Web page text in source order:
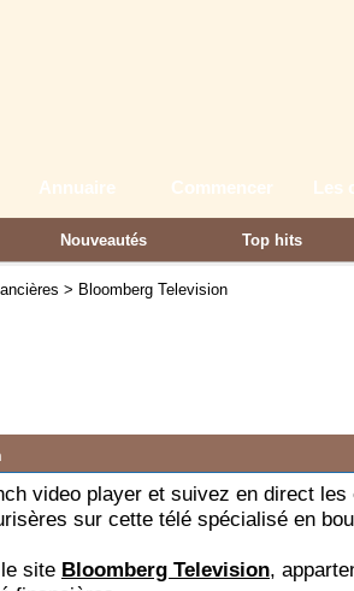
Annuaire Commencer Les
Nouveautés Top hits
> Bloomberg Television
video player et suivez en direct
sur cette télé spécialisé en
site Bloomberg Television,